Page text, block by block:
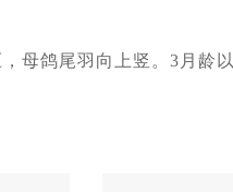
鸽尾羽向上竖。3月龄以